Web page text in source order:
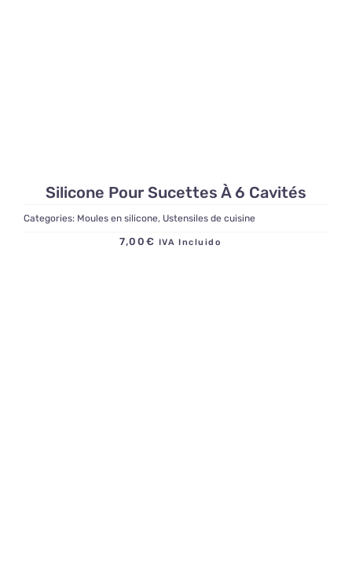
Silicone Pour Sucettes À 6 Cavités
Categories: Moules en silicone, Ustensiles de cuisine
7,00 € IVA Incluido